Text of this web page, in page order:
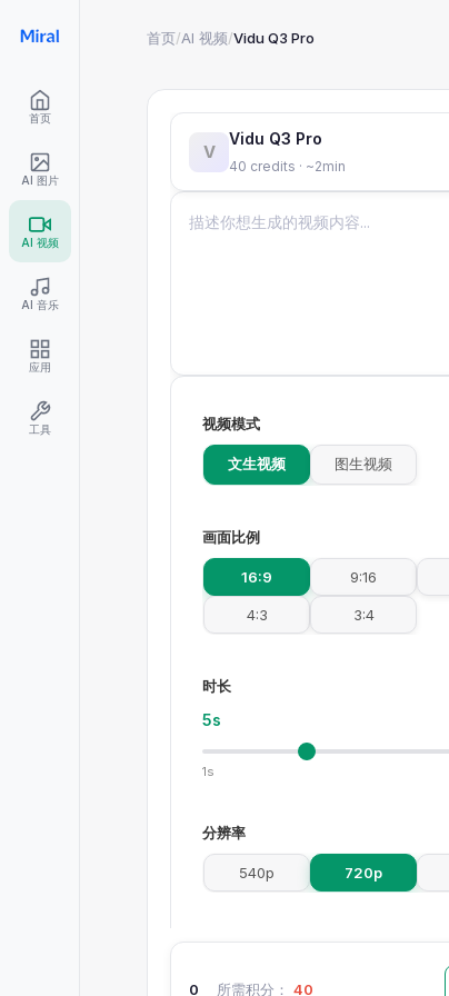
首页
AI 图片
AI 视频
AI 音乐
应用
工具
首页/AI 视频/Vidu Q3 Pro
V
Vidu Q3 Pro
40 credits · ~2min
视频模式
文生视频 图生视频
画面比例
16:9 9:16
4:3 3:4
时长
5s
1s
分辨率
540p 720p
0
所需积分： 40